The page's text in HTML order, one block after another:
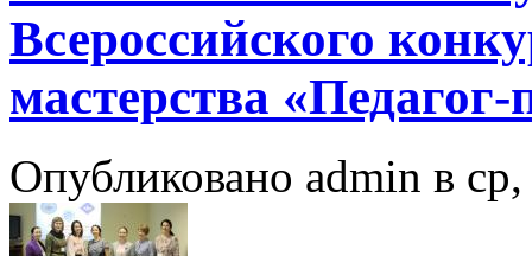
Всероссийского
мастерства
Опубликовано admin в